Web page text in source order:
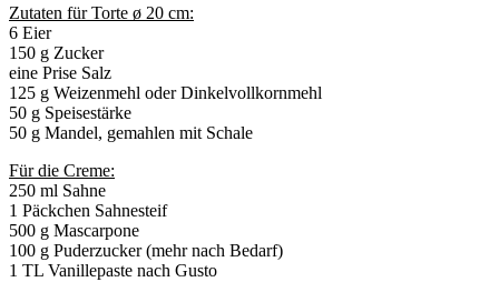
Zutaten für Torte ø 20 cm:
6 Eier
150 g Zucker
eine Prise Salz
125 g Weizenmehl oder Dinkelvollkornmehl
50 g Speisestärke
50 g Mandel, gemahlen mit Schale
Für die Creme:
250 ml Sahne
1 Päckchen Sahnesteif
500 g Mascarpone
100 g Puderzucker (mehr nach Bedarf)
1 TL Vanillepaste nach Gusto